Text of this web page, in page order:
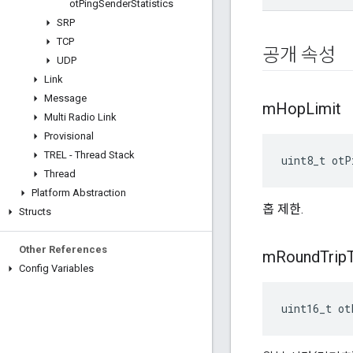
otPingSenderStatistics
SRP
TCP
UDP
Link
Message
Multi Radio Link
Provisional
TREL - Thread Stack
Thread
Platform Abstraction
Structs
Other References
Config Variables
공개 속성
mHopLimit
uint8_t
홉 제한.
mRoundTrip
uint16_t